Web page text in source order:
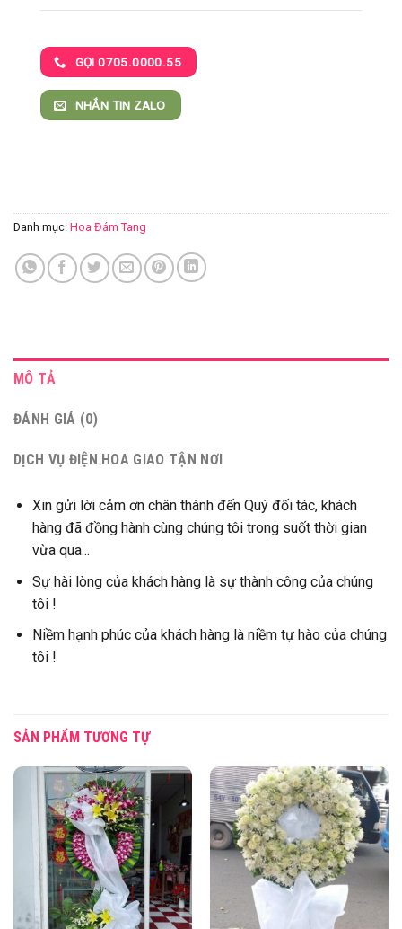
GỌI 0705.0000.55
NHẮN TIN ZALO
Danh mục: Hoa Đám Tang
MÔ TẢ
ĐÁNH GIÁ (0)
DỊCH VỤ ĐIỆN HOA GIAO TẬN NƠI
Xin gửi lời cảm ơn chân thành đến Quý đối tác, khách
hàng đã đồng hành cùng chúng tôi trong suốt thời gian
vừa qua...
Sự hài lòng của khách hàng là sự thành công của chúng
tôi !
Niềm hạnh phúc của khách hàng là niềm tự hào của chúng
tôi !
SẢN PHẨM TƯƠNG TỰ